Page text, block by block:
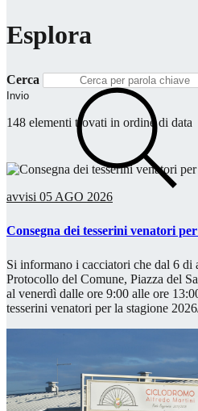
Esplora
Cerca
Invio
148 elementi trovati in ordine di data
avvisi 05 AGO 2026
Consegna dei tesserini venatori
Si informano i cacciatori che dal 6 di
Protocollo del Comune, Piazza del
al venerdì dalle ore 9:00 alle ore
tesserini venatori per la stagione